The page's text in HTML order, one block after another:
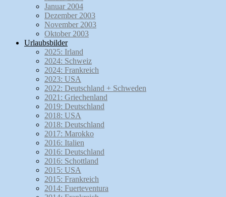
Januar 2004
Dezember 2003
November 2003
Oktober 2003
Urlaubsbilder
2025: Irland
2024: Schweiz
2024: Frankreich
2023: USA
2022: Deutschland + Schweden
2021: Griechenland
2019: Deutschland
2018: USA
2018: Deutschland
2017: Marokko
2016: Italien
2016: Deutschland
2016: Schottland
2015: USA
2015: Frankreich
2014: Fuerteventura